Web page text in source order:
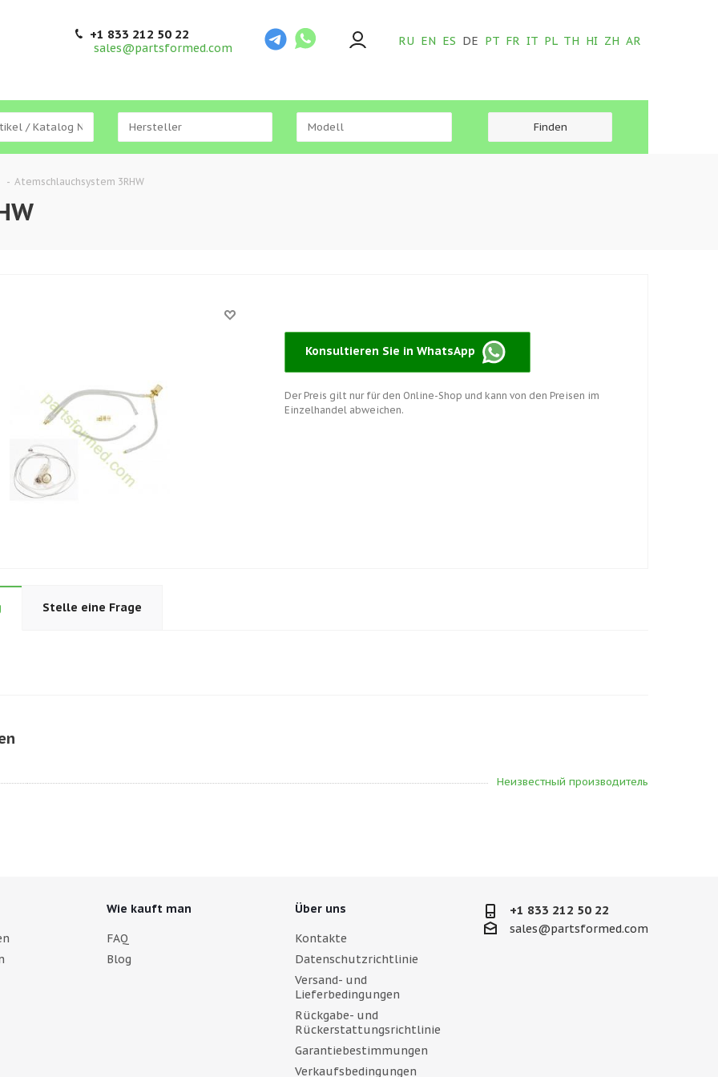
RU EN ES DE PT FR IT PL TH HI ZH AR
+1 833 212 50 22
sales@partsformed.com
- Atemschlauchsystem 3RHW
Konsultieren Sie in WhatsApp
Der Preis gilt nur für den Online-Shop und kann von den Preisen im
Einzelhandel abweichen.
Stelle eine Frage
Неизвестный производитель
Wie kauft man
FAQ
Blog
Über uns
Kontakte
Datenschutzrichtlinie
Versand- und
Lieferbedingungen
Rückgabe- und
Rückerstattungsrichtlinie
Garantiebestimmungen
Verkaufsbedingungen
+1 833 212 50 22
sales@partsformed.com